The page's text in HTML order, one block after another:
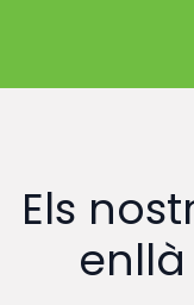
Els